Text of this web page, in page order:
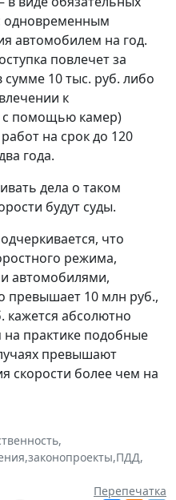
одновременным
автомобилем на год.
повлечет за
10 тыс. руб. либо
к
с помощью камер)
на срок до 120
года.
дела о таком
будут суды.
что
режима,
автомобилями,
превышает 10 млн руб.,
кажется абсолютно
практике подобные
превышают
скорости более чем на
,
,законопроекты,ПДД,
Перепечатка